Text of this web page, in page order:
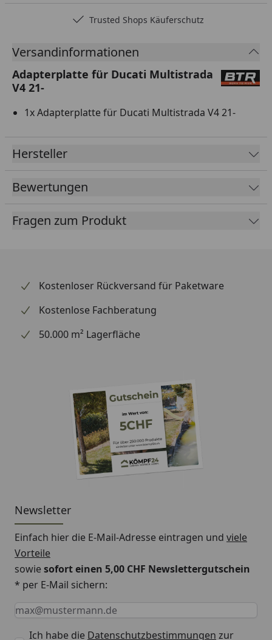
Trusted Shops Käuferschutz
Versandinformationen
Adapterplatte für Ducati Multistrada
V4 21-
1x Adapterplatte für Ducati Multistrada V4 21-
Hersteller
Bewertungen
Fragen zum Produkt
Kostenloser Rückversand für Paketware
Kostenlose Fachberatung
50.000 m² Lagerfläche
Newsletter
Einfach hier die E-Mail-Adresse eintragen und viele
Vorteile
sowiesofort einen 5,00 CHF Newslettergutschein
* per E-Mail sichern:
Keine Eingabe erforderlich
Eingabe erforderlich
E-Mail *
Ich habe die Datenschutzbestimmungen zur